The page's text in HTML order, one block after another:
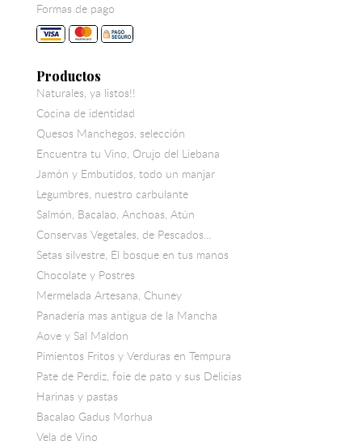
Formas de pago
Productos
Naturales, ya listos!!
Cocina de identidad
Quesos Manchegos, selección
Encuentra tu Vino, Orujo del Liebana
Jamón y Embutidos, todo un manjar
Legumbres, nuestro carbulante
Salmón, Bacalao, Anchoas, Atún
Conservas Vegetales, de Pescados...
Setas silvestre, El bosque en tus manos
Chocolate y Postres
Mermelada Artesana, Chuney
Panadería mas antigua de la Mancha
Aove y Sal Maldon
Pimientos Fritos y Verduras en Tempura
Pate de Perdiz, foie de pato y sus Delicias
Harinas y pastas
Bacalao Gadus Morhua
Vela de Vino